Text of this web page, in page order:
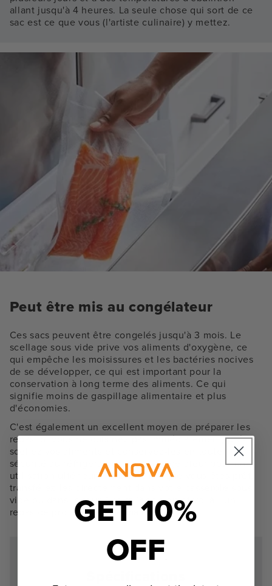
allant jusqu'à 4 heures. La seule chose qui sort de ce
sac est ce que vous (l'artiste culinaire) y mettez.
Peut être mis au congélateur
Ces sacs peuvent être congelés jusqu'à 3 mois. Le
scellage sous vide prive vos aliments d'oxygène, ce
qui empêche les moisissures et les bactéries nocives
de se développer, ce qui est important pour la
conservation à long terme des aliments. Ce qui
signifie moins de gaspillage alimentaire et plus
d'économies.
C'est également un excellent moyen de préparer les
repas. Si vous ne cuisinez pas immédiatement, pré-
scellez vos aliments et conservez-les en toute
sécurité au réfrigérateur ou au congélateur pour une
utilisation ultérieure. Ensuite, lorsque vous êtes prêt,
transférez-les directement dans votre casserole sous
vide ou dans le four Anova Precision et voilà - un
repas de pro à portée de main.
GET 10%
OFF